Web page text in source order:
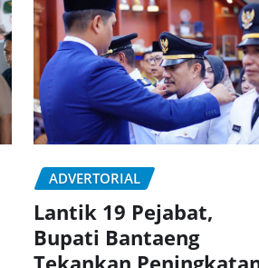
ADVERTORIAL
Lantik 19 Pejabat,
Bupati Bantaeng